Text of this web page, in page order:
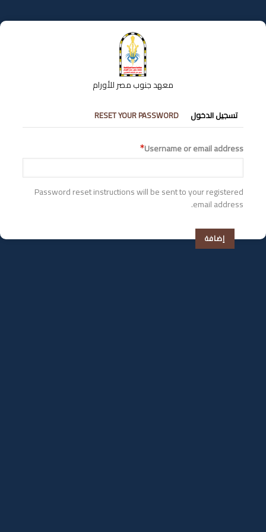
إلى
المحتوى
معهد جنوب مصر للأورام
التبويبات
الأساسية
تسجيل الدخول RESET YOUR PASSWORD
Username or email address
Password reset instructions will be sent to your registered
email address.